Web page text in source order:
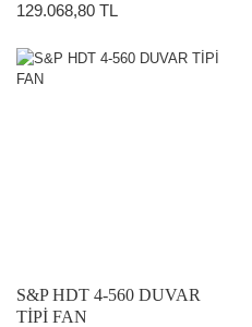
129.068,80 TL
S&P HDT 4-560 DUVAR
TİPİ FAN